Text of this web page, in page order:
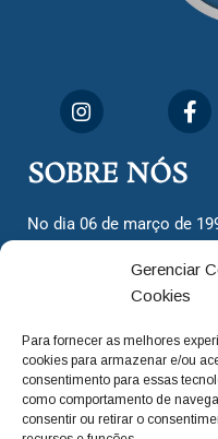
Gerenciar
Cookies
Para fornecer as melhores
cookies para armazenar e/ou
consentimento para essas
como comportamento de
consentir ou retirar o
SOBRE NÓS
No dia 06 de março de
cidadãos valinhenses, já
dois jornais. Há mais de
com o foco de trazer as
deixamos de lado as
questionando os órgãos
para a cidade e sempre